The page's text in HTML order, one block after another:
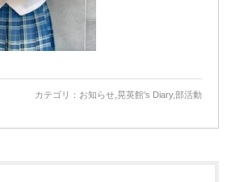
カテゴリ： お知らせ 晃英館’s Diary,部活動